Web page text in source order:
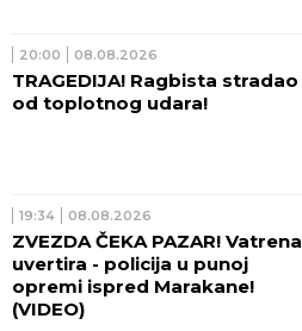
20:00 08.08.2026
TRAGEDIJA! Ragbista stradao
od toplotnog udara!
19:34 08.08.2026
ZVEZDA ČEKA PAZAR! Vatrena
uvertira - policija u punoj
opremi ispred Marakane!
(VIDEO)